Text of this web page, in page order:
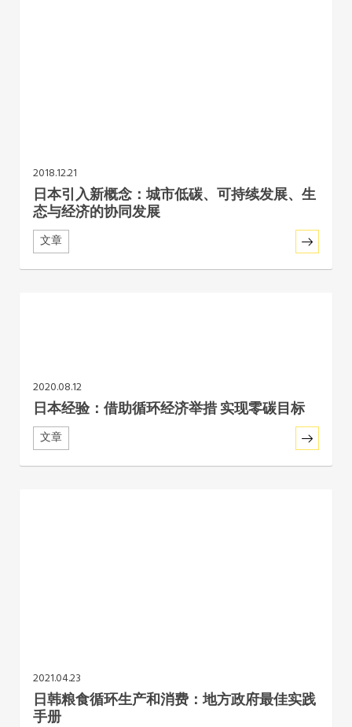
2018.12.21
日本引入新概念：城市低碳、可持续发展、生
态与经济的协同发展
文章
2020.08.12
日本经验：借助循环经济举措 实现零碳目标
文章
2021.04.23
日韩粮食循环生产和消费：地方政府最佳实践
手册